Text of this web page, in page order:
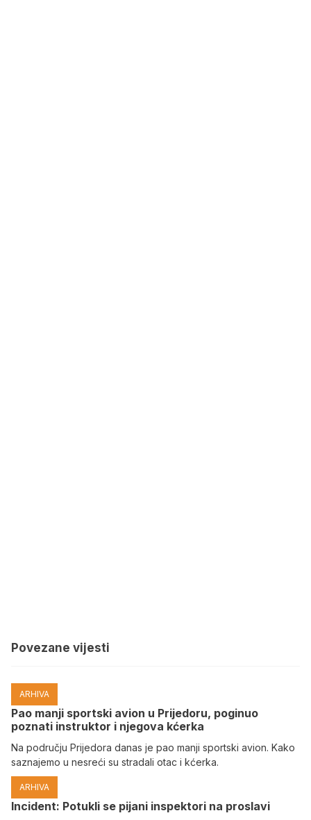
Povezane vijesti
ARHIVA
Pao manji sportski avion u Prijedoru, poginuo
poznati instruktor i njegova kćerka
Na području Prijedora danas je pao manji sportski avion. Kako
saznajemo u nesreći su stradali otac i kćerka.
ARHIVA
Incident: Potukli se pijani inspektori na proslavi